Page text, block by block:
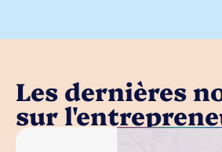
Les dernières
sur